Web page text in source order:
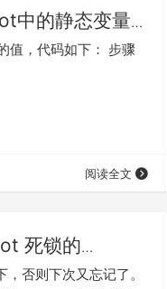
中的静态变量
值，代码如下： 步骤
阅读全文
死锁的
否则下次又忘记了。